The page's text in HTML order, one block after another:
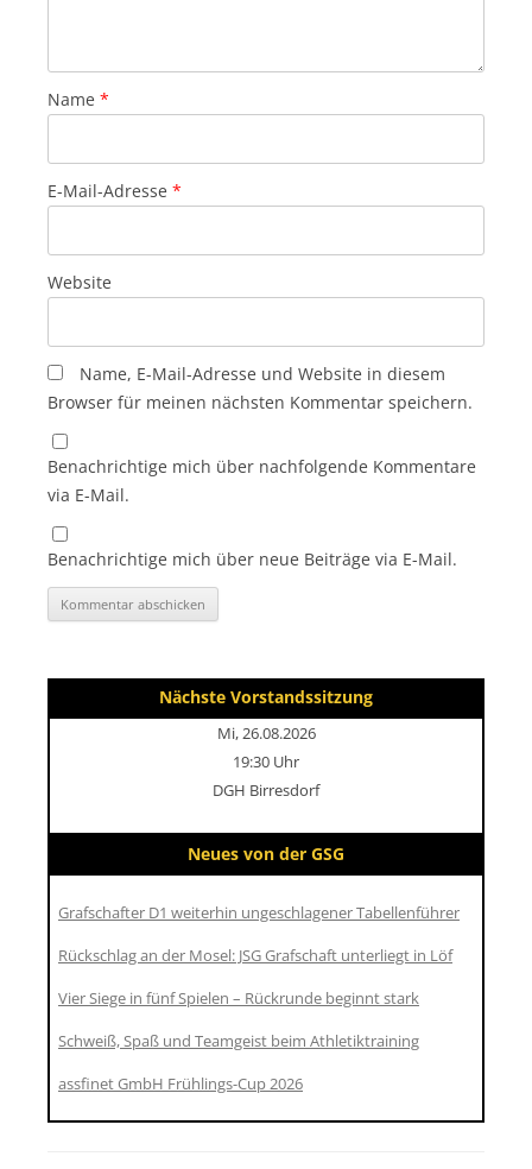
Name *
E-Mail-Adresse *
Website
Name, E-Mail-Adresse und Website in diesem
Browser für meinen nächsten Kommentar speichern.
Benachrichtige mich über nachfolgende Kommentare
via E-Mail.
Benachrichtige mich über neue Beiträge via E-Mail.
Nächste Vorstandssitzung
Mi, 26.08.2026
19:30 Uhr
DGH Birresdorf
Neues von der GSG
Grafschafter D1 weiterhin ungeschlagener Tabellenführer
Rückschlag an der Mosel: JSG Grafschaft unterliegt in Löf
Vier Siege in fünf Spielen – Rückrunde beginnt stark
Schweiß, Spaß und Teamgeist beim Athletiktraining
assfinet GmbH Frühlings-Cup 2026